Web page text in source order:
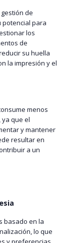
de
potencial para
los
de
su huella
la impresión y el
menos
que el
y mantener
resultar en
a un
basado en la
lo que